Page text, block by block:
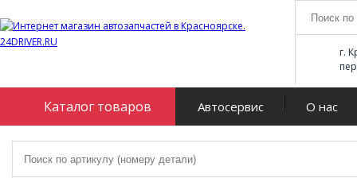
г.
Каталог товаров Автосервис О нас